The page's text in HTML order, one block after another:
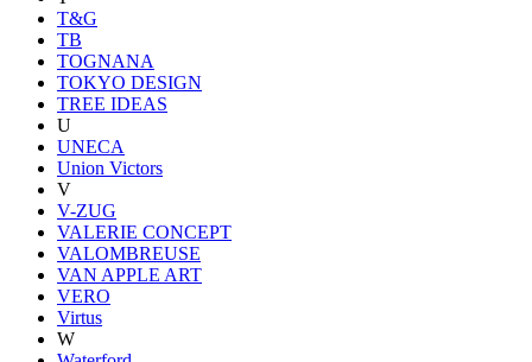
T&G
TB
TOGNANA
TOKYO DESIGN
TREE IDEAS
U
UNECA
Union Victors
V
V-ZUG
VALERIE CONCEPT
VALOMBREUSE
VAN APPLE ART
VERO
Virtus
W